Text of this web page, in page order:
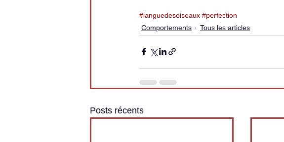
#languedesoiseaux #perfection
Comportements
Tous les articles
Posts récents